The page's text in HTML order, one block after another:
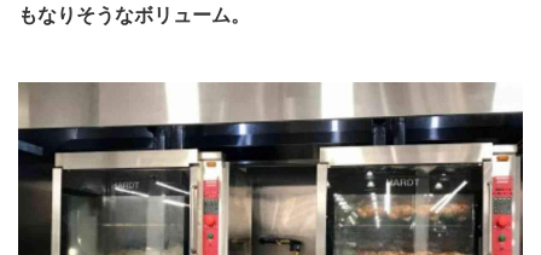
もなりそうなボリューム。